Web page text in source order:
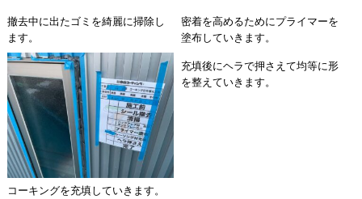
撤去中に出たゴミを綺麗に掃除し
ます。
密着を高めるためにプライマーを
塗布していきます。
コーキングを充填していきます。
充填後にヘラで押さえて均等に形
を整えていきます。